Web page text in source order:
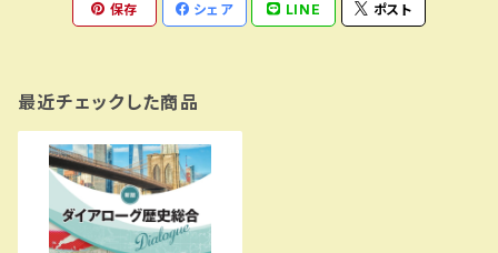
保存 シェア LINE ポスト
最近チェックした商品